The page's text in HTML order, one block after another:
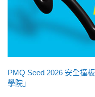
PMQ Seed 2026 安全撞
學院」